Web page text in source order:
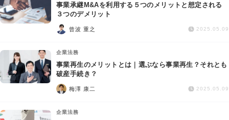
事業承継M&Aを利用する５つのメリットと想定される
３つのデメリット
曾波 重之 2025.05.09
企業法務
事業再生のメリットとは｜選ぶなら事業再生？それとも
破産手続き？
梅澤 康二 2025.05.09
企業法務